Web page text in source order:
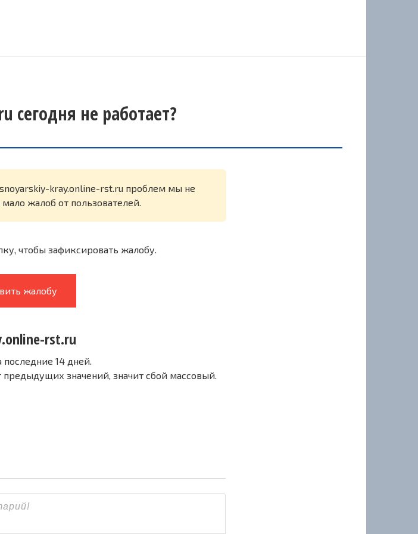
не работает?
kray.online-rst.ru проблем мы не
жалоб от пользователей.
чтобы зафиксировать жалобу.
жалобу
rst.ru
14 дней.
значений, значит сбой массовый.